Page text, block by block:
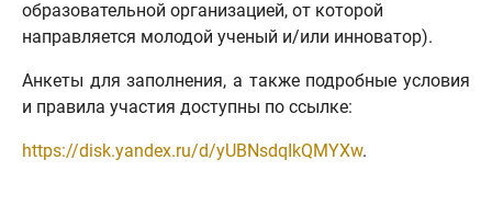
образовательной организацией, от которой
направляется молодой ученый и/или инноватор).
Анкеты для заполнения, а также подробные условия
и правила участия доступны по ссылке:
https://disk.yandex.ru/d/yUBNsdqIkQMYXw.